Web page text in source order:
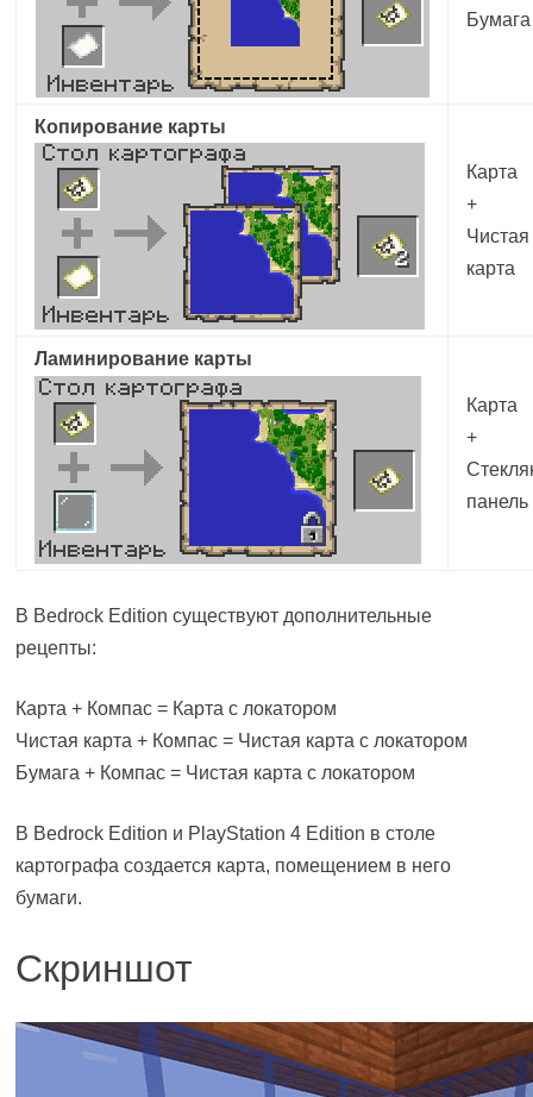
Бумага
Копирование карты
Карта
+
Чистая
карта
Ламинирование карты
Карта
+
панель
В Bedrock Edition существуют дополнительные
рецепты:
Карта + Компас = Карта с локатором
Чистая карта + Компас = Чистая карта с локатором
Бумага + Компас = Чистая карта с локатором
В Bedrock Edition и PlayStation 4 Edition в столе
картографа создается карта, помещением в него
бумаги.
Скриншот